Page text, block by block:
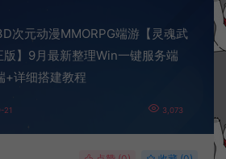
次元动漫MMORPG端游【灵魂武
】9月最新整理Win一键服务端
+详细搭建教程
21 3,073